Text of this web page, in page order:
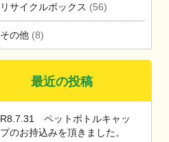
リサイクルボックス (56)
その他(8)
最近の投稿
R8.7.31 ペットボトルキャッ
プのお持込みを頂きました。